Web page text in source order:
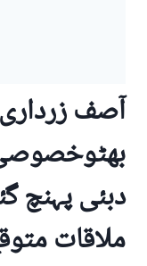
آصف
دبئی پہنچ
ملاقات